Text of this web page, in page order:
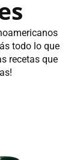
todo lo que
recetas que